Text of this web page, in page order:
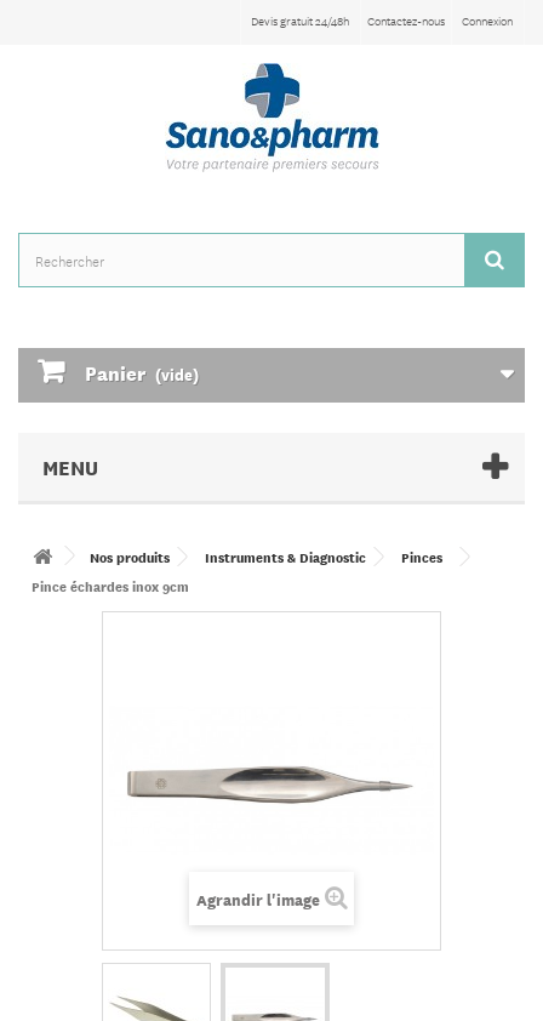
Connexion
Contactez-nous
Devis gratuit 24/48h
Panier (vide)
MENU
Nos produits Instruments & Diagnostic
Pinces
Pince échardes inox 9cm
Agrandir l'image